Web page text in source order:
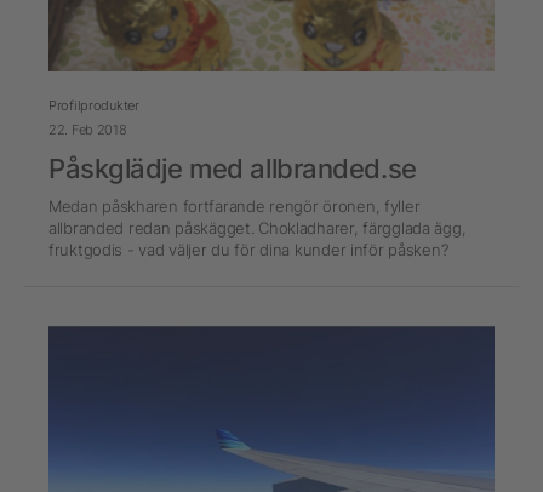
Profilprodukter
22. Feb 2018
Påskglädje med allbranded.se
Medan påskharen fortfarande rengör öronen, fyller
allbranded redan påskägget. Chokladharer, färgglada ägg,
fruktgodis - vad väljer du för dina kunder inför påsken?